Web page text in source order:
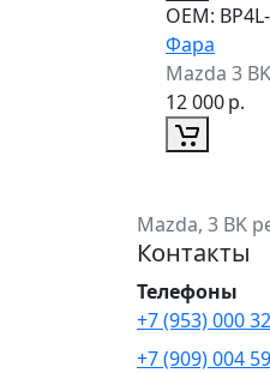
ОЕМ:
Фара
Mazda 3
12 000р.
Mazda, 3 BK
Контакты
Телефоны
+7 (953) 000
+7 (909) 004